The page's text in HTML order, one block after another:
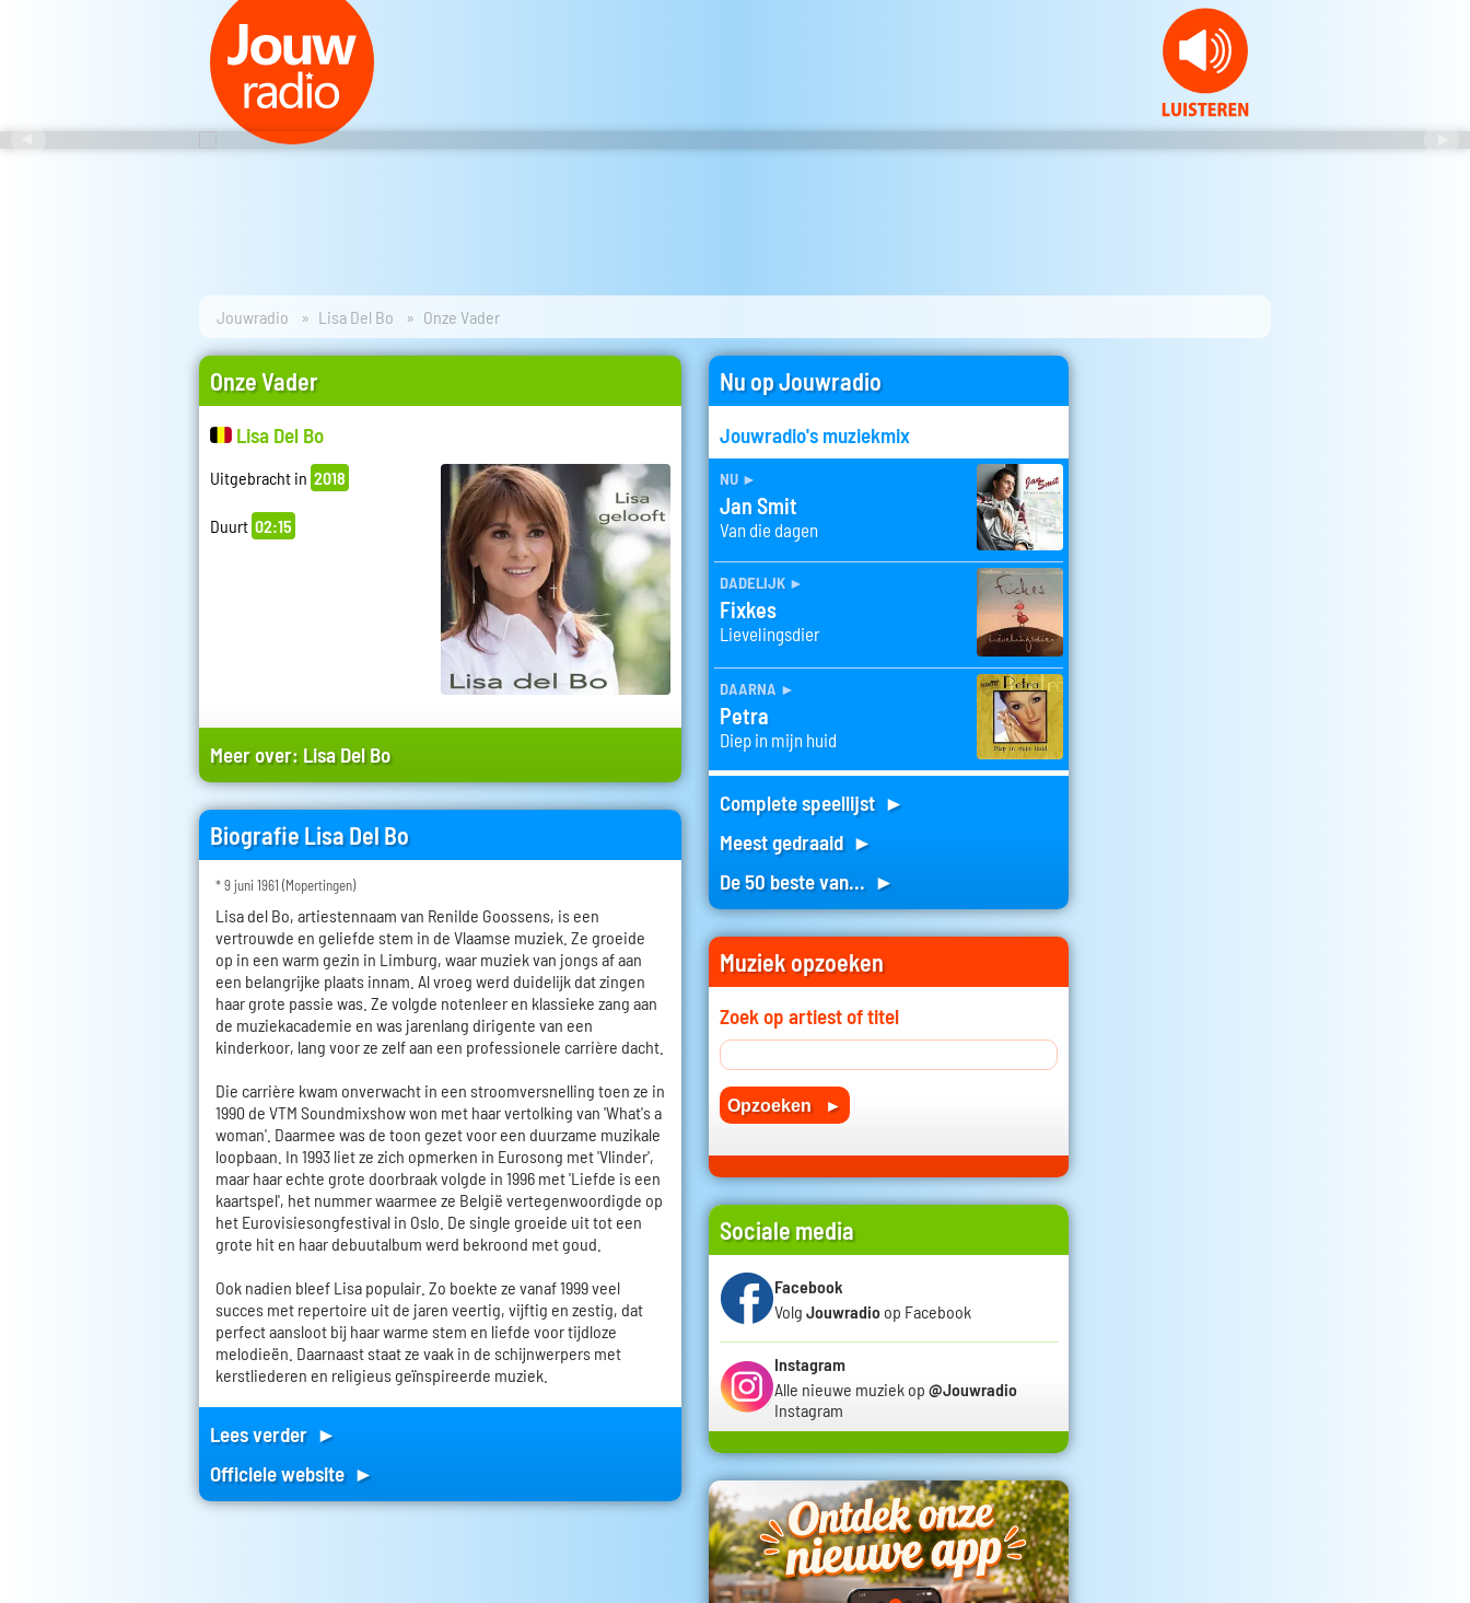
Jouwradio Lisa Del Bo Onze Vader
Onze Vader
Lisa Del Bo
Uitgebracht in 2018
Duurt 02:15
Meer over: Lisa Del Bo
Biografie Lisa Del Bo
* 9 juni 1961 (Mopertingen)
Lisa del Bo, artiestennaam van Renilde Goossens, is een
vertrouwde en geliefde stem in de Vlaamse muziek. Ze groeide
op in een warm gezin in Limburg, waar muziek van jongs af aan
een belangrijke plaats innam. Al vroeg werd duidelijk dat zingen
haar grote passie was. Ze volgde notenleer en klassieke zang aan
de muziekacademie en was jarenlang dirigente van een
kinderkoor, lang voor ze zelf aan een professionele carrière dacht.
Die carrière kwam onverwacht in een stroomversnelling toen ze in
1990 de VTM Soundmixshow won met haar vertolking van 'What's a
woman'. Daarmee was de toon gezet voor een duurzame muzikale
loopbaan. In 1993 liet ze zich opmerken in Eurosong met 'Vlinder',
maar haar echte grote doorbraak volgde in 1996 met 'Liefde is een
kaartspel', het nummer waarmee ze België vertegenwoordigde op
het Eurovisiesongfestival in Oslo. De single groeide uit tot een
grote hit en haar debuutalbum werd bekroond met goud.
Ook nadien bleef Lisa populair. Zo boekte ze vanaf 1999 veel
succes met repertoire uit de jaren veertig, vijftig en zestig, dat
perfect aansloot bij haar warme stem en liefde voor tijdloze
melodieën. Daarnaast staat ze vaak in de schijnwerpers met
kerstliederen en religieus geïnspireerde muziek.
Lees verder ►
Officiele website ►
Nu op Jouwradio
Jouwradio's muziekmix
nu ►
Jan Smit
Van die dagen
dadelijk ►
Fixkes
Lievelingsdier
daarna ►
Petra
Diep in mijn huid
Complete speellijst ►
Meest gedraaid ►
De 50 beste van... ►
Muziek opzoeken
Zoek op artiest of titel
Sociale media
Facebook
Volg Jouwradio op Facebook
Instagram
Alle nieuwe muziek op @Jouwradio
Instagram